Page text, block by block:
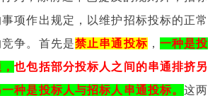
项作出规定，以维护招标投标的正常
争。首先是禁止串通投标，一种是投
，也包括部分投标人之间的串通排挤另
一种是投标人与招标人串通投标。这两